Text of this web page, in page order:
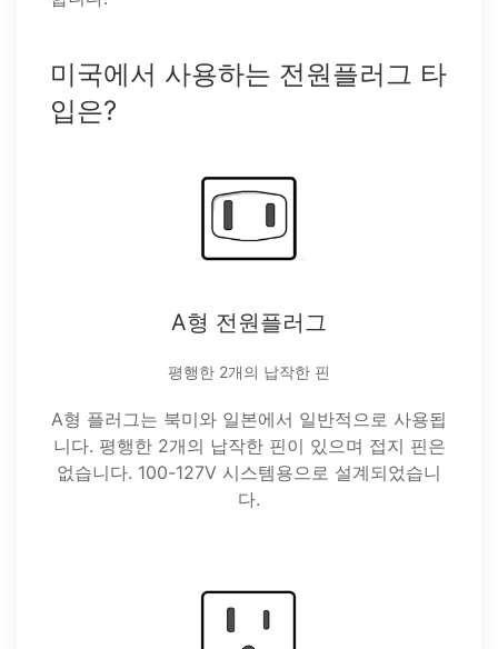
미국에서 사용하는 전원플러그 타
입은?
A형 전원플러그
평행한 2개의 납작한 핀
A형 플러그는 북미와 일본에서 일반적으로 사용됩
니다. 평행한 2개의 납작한 핀이 있으며 접지 핀은
없습니다. 100-127V 시스템용으로 설계되었습니
다.